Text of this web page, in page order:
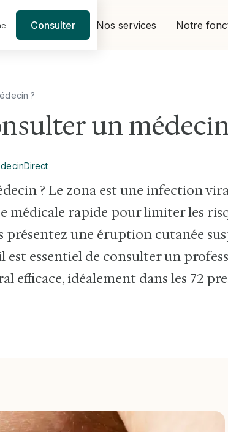
Consulter Nos services Notre
?
un
? Le zona est une infection
médicale rapide pour limiter les
présentez une éruption cutanée
est essentiel de consulter un
idéalement dans les 72